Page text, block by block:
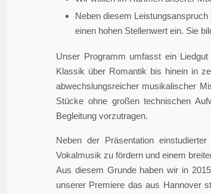
Neben diesem
einen hohen Stellenwert ein. Sie
Unser Programm umfasst ein
Klassik über Romantik bis hinein in
abwechslungsreicher musikalischer
Stücke ohne großen technischen
Begleitung vorzutragen.
Neben der Präsentation
Vokalmusik zu fördern und einem
Aus diesem Grunde haben wir in
unserer Premiere das aus Hannover